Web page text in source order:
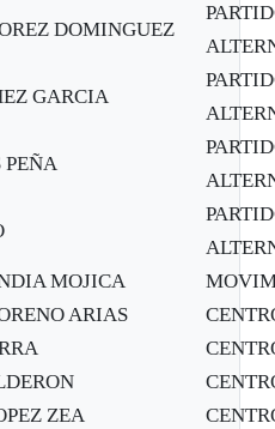
DOMINGUEZ
GARCIA
PEÑA
MOJICA
ARIAS
ZEA